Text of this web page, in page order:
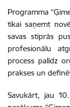
Programma
tikai saņemt
savas stiprās
profesionālu
process palīdz
prakses un
Savukārt, jau